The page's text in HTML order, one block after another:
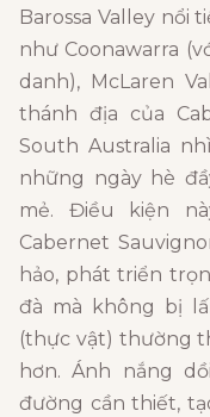
Barossa Valley nổi
như Coonawarra
danh), McLaren
thánh địa của
South Australia
những ngày hè
mẻ. Điều kiện
Cabernet
hảo, phát triển
đà mà không bị
(thực vật) thường
hơn. Ánh nắng
đường cần thiết,